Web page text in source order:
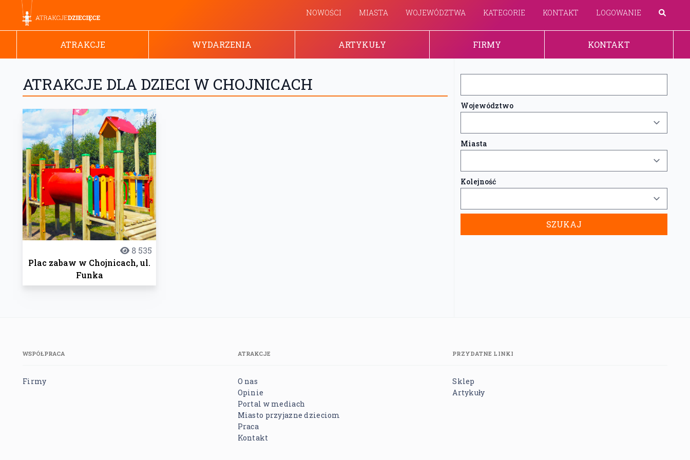
NOWOŚCI MIASTA WOJEWÓDZTWA KATEGORIE KONTAKT LOGOWANIE
ATRAKCJE WYDARZENIA ARTYKUŁY FIRMY KONTAKT
ATRAKCJE DLA DZIECI W CHOJNICACH
8 535
Plac zabaw w Chojnicach, ul.
Funka
Województwo
Miasta
Kolejność
WSPÓŁPRACA
Firmy
ATRAKCJE
O nas
Opinie
Portal w mediach
Miasto przyjazne dzieciom
Praca
Kontakt
PRZYDATNE LINKI
Sklep
Artykuły